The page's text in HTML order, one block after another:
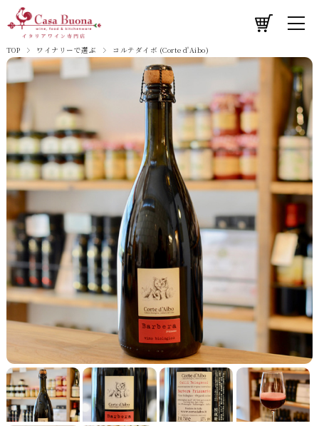
TOP ワイナリーで選ぶ コルテダイボ (Corte d'Aibo)